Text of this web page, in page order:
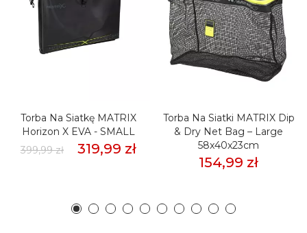
Torba Na Siatkę MATRIX
Horizon X EVA - SMALL
399,99 zł
319,99 zł
Torba Na Siatki MATRIX Dip
& Dry Net Bag – Large
58x40x23cm
154,99 zł